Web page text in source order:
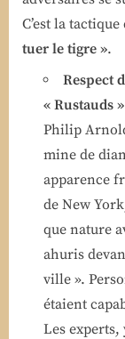
C’est la tactique
tuer le tigre ».
Respect
« Rustauds
Philip
mine de
apparence
de New
que nature
ahuris
ville ».
étaient
Les